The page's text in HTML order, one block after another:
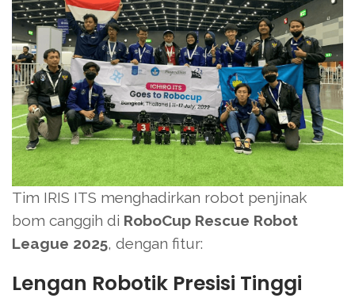
Tim IRIS ITS menghadirkan robot penjinak
bom canggih di RoboCup Rescue Robot
League 2025, dengan fitur:
Lengan Robotik Presisi Tinggi